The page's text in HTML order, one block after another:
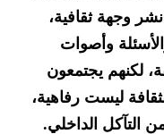
36 دولة، و515 دار نشر وجهة ثقافية،
والأسئلة وأصوات
لكنهم يجتمعون
ليست رفاهية،
التآكل الداخلي.